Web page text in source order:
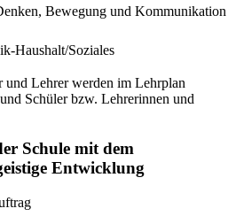
Bewegung und Kommunikation
Haushalt/Soziales
und Lehrer werden im Lehrplan
Schüler bzw. Lehrerinnen und
Schule mit dem
Entwicklung